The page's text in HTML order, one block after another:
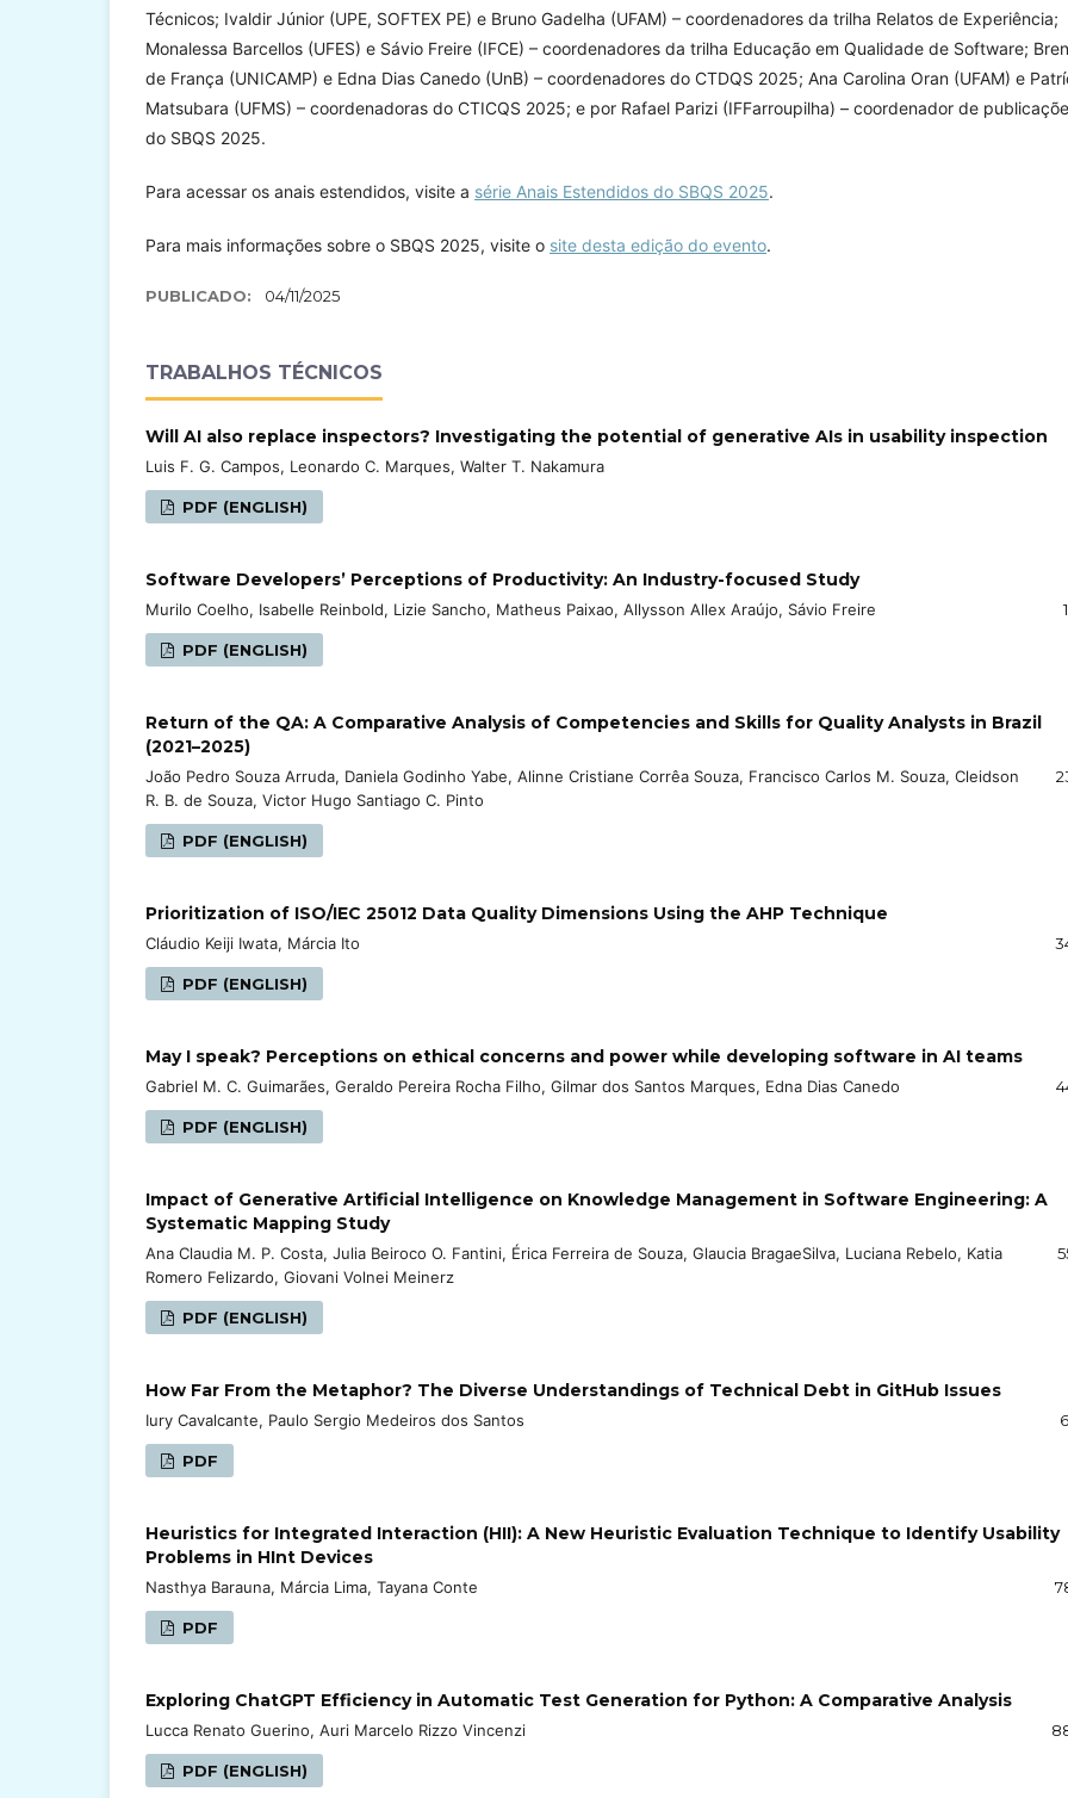
Técnicos; Ivaldir Júnior (UPE, SOFTEX PE) e Bruno Gadelha (UFAM) – coordenadores da trilha Relatos de Experiência;
Monalessa Barcellos (UFES) e Sávio Freire (IFCE) – coordenadores da trilha Educação em Qualidade de Software;
de França (UNICAMP) e Edna Dias Canedo (UnB) – coordenadores do CTDQS 2025; Ana Carolina Oran (UFAM) e
Matsubara (UFMS) – coordenadoras do CTICQS 2025; e por Rafael Parizi (IFFarroupilha) – coordenador de
do SBQS 2025.
Para acessar os anais estendidos, visite a série Anais Estendidos do SBQS 2025.
Para mais informações sobre o SBQS 2025, visite o site desta edição do evento.
PUBLICADO: 04/11/2025
TRABALHOS TÉCNICOS
Will AI also replace inspectors? Investigating the potential of generative AIs in usability inspection
Luis F. G. Campos, Leonardo C. Marques, Walter T. Nakamura
PDF (ENGLISH)
Software Developers’ Perceptions of Productivity: An Industry-focused Study
Murilo Coelho, Isabelle Reinbold, Lizie Sancho, Matheus Paixao, Allysson Allex Araújo, Sávio Freire
PDF (ENGLISH)
Return of the QA: A Comparative Analysis of Competencies and Skills for Quality Analysts in Brazil
(2021–2025)
João Pedro Souza Arruda, Daniela Godinho Yabe, Alinne Cristiane Corrêa Souza, Francisco Carlos M. Souza, Cleidson
R. B. de Souza, Victor Hugo Santiago C. Pinto
PDF (ENGLISH)
Prioritization of ISO/IEC 25012 Data Quality Dimensions Using the AHP Technique
Cláudio Keiji Iwata, Márcia Ito
PDF (ENGLISH)
May I speak? Perceptions on ethical concerns and power while developing software in AI teams
Gabriel M. C. Guimarães, Geraldo Pereira Rocha Filho, Gilmar dos Santos Marques, Edna Dias Canedo
PDF (ENGLISH)
Impact of Generative Artificial Intelligence on Knowledge Management in Software Engineering: A
Systematic Mapping Study
Ana Claudia M. P. Costa, Julia Beiroco O. Fantini, Érica Ferreira de Souza, Glaucia BragaeSilva, Luciana Rebelo, Katia
Romero Felizardo, Giovani Volnei Meinerz
PDF (ENGLISH)
How Far From the Metaphor? The Diverse Understandings of Technical Debt in GitHub Issues
Iury Cavalcante, Paulo Sergio Medeiros dos Santos
PDF
Heuristics for Integrated Interaction (HII): A New Heuristic Evaluation Technique to Identify Usability
Problems in HInt Devices
Nasthya Barauna, Márcia Lima, Tayana Conte
PDF
Exploring ChatGPT Efficiency in Automatic Test Generation for Python: A Comparative Analysis
Lucca Renato Guerino, Auri Marcelo Rizzo Vincenzi
PDF (ENGLISH)